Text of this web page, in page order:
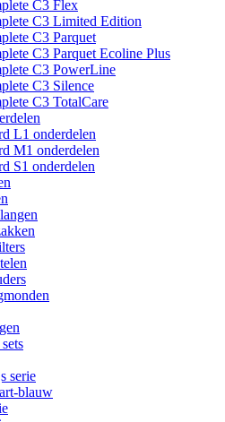
C3 Flex
C3 Limited Edition
C3 Parquet
C3 Parquet Ecoline Plus
C3 PowerLine
C3 Silence
C3 TotalCare
L1 onderdelen
M1 onderdelen
S1 onderdelen
serie
blauw